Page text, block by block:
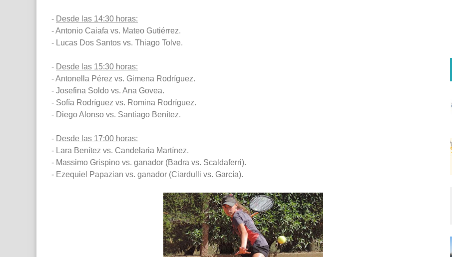
- Desde las 14:30 horas:
- Antonio Caiafa vs. Mateo Gutiérrez.
- Lucas Dos Santos vs. Thiago Tolve.
- Desde las 15:30 horas:
- Antonella Pérez vs. Gimena Rodríguez.
- Josefina Soldo vs. Ana Govea.
- Sofía Rodríguez vs. Romina Rodríguez.
- Diego Alonso vs. Santiago Benítez.
- Desde las 17:00 horas:
- Lara Benítez vs. Candelaria Martínez.
- Massimo Grispino vs. ganador (Badra vs. Scaldaferri).
- Ezequiel Papazian vs. ganador (Ciardulli vs. García).